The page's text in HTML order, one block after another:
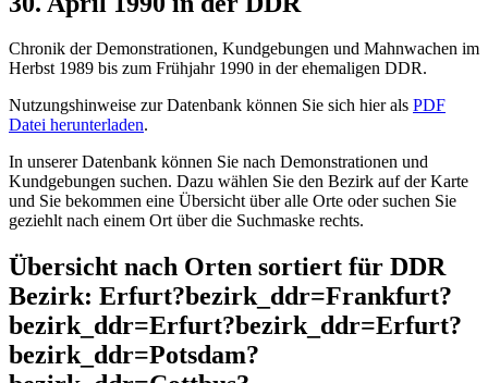
Chronik der Demonstrationen, Kundgebungen und Mahnwachen im
Herbst 1989 bis zum Frühjahr 1990 in der ehemaligen DDR.
Nutzungshinweise zur Datenbank können Sie sich hier als PDF
Datei herunterladen.
In unserer Datenbank können Sie nach Demonstrationen und
Kundgebungen suchen. Dazu wählen Sie den Bezirk auf der Karte
und Sie bekommen eine Übersicht über alle Orte oder suchen Sie
geziehlt nach einem Ort über die Suchmaske rechts.
Übersicht nach Orten sortiert für DDR
Bezirk: Erfurt?bezirk_ddr=Frankfurt?
bezirk_ddr=Erfurt?bezirk_ddr=Erfurt?
bezirk_ddr=Potsdam?